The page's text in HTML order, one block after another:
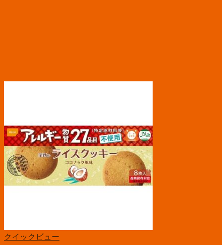
クイックビュー